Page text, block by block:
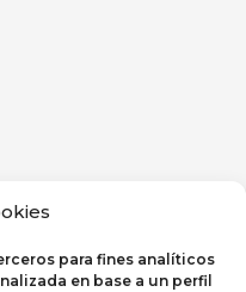
para fines analíticos
en base a un perfil